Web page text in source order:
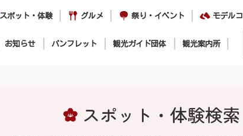
スポット・体験 グルメ 祭り・イベント モデル
お知らせ パンフレット 観光ガイド団体 観光案内所
スポット・体験検索